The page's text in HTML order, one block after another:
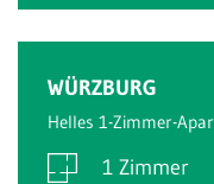
WÜRZBURG
Helles 1-Zimmer-
1 Zimmer